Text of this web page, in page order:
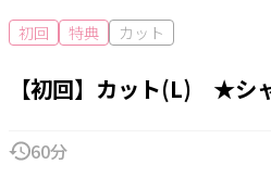
初回 特典 カット
【初回】カット(L) ★シ
60分